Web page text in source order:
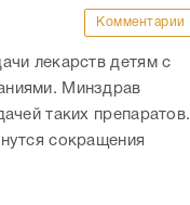
Комментарии
лекарств детям с
Минздрав
таких препаратов.
сокращения